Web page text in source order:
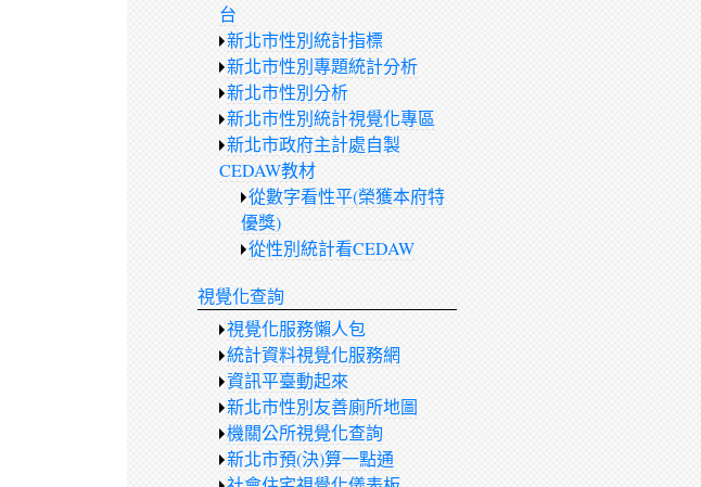
台
新北市性別統計指標
新北市性別專題統計分析
新北市性別分析
新北市性別統計視覺化專區
新北市政府主計處自製
CEDAW教材
從數字看性平(榮獲本府特
優獎)
從性別統計看CEDAW
視覺化查詢
視覺化服務懶人包
統計資料視覺化服務網
資訊平臺動起來
新北市性別友善廁所地圖
機關公所視覺化查詢
新北市預(決)算一點通